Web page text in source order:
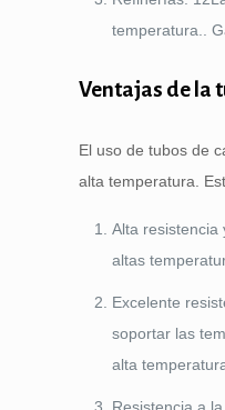
temperatura..
Ventajas de la
El uso de tubos de
alta temperatura.
Alta resistencia
altas
Excelente
soportar las
alta